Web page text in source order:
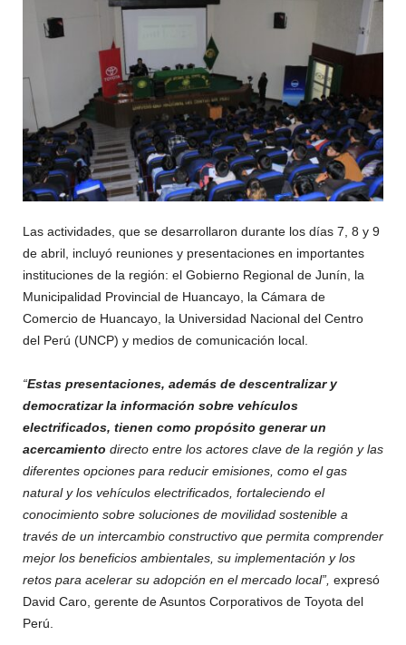
Las actividades, que se desarrollaron durante los días 7, 8 y 9
de abril, incluyó reuniones y presentaciones en importantes
instituciones de la región: el Gobierno Regional de Junín, la
Municipalidad Provincial de Huancayo, la Cámara de
Comercio de Huancayo, la Universidad Nacional del Centro
del Perú (UNCP) y medios de comunicación local.
“Estas presentaciones, además de descentralizar y
democratizar la información sobre vehículos
electrificados, tienen como propósito generar un
acercamiento directo entre los actores clave de la región y las
diferentes opciones para reducir emisiones, como el gas
natural y los vehículos electrificados, fortaleciendo el
conocimiento sobre soluciones de movilidad sostenible a
través de un intercambio constructivo que permita comprender
mejor los beneficios ambientales, su implementación y los
retos para acelerar su adopción en el mercado local”, expresó
David Caro, gerente de Asuntos Corporativos de Toyota del
Perú.